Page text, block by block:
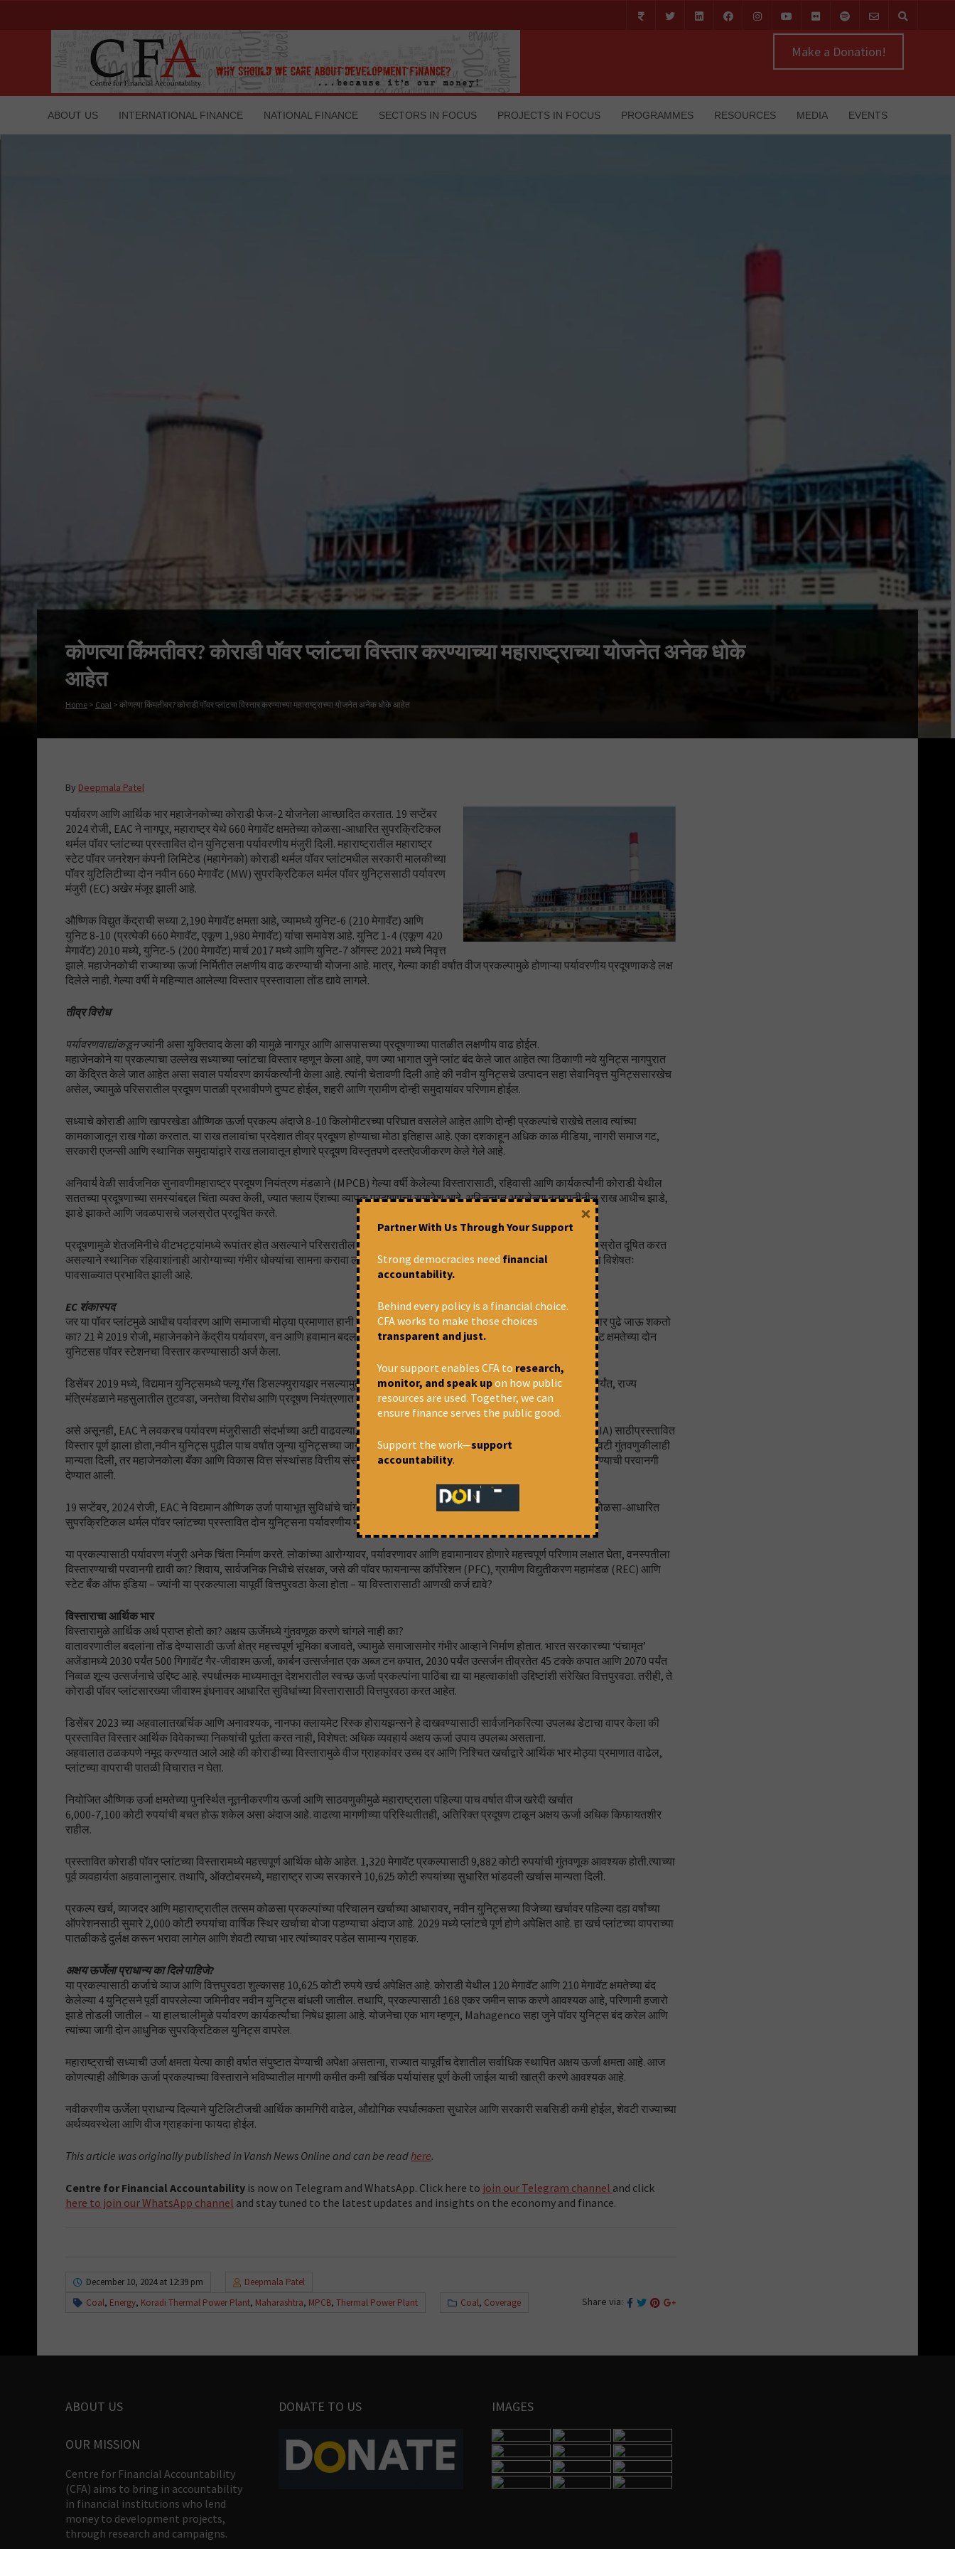
Make a Donation!
ABOUT US INTERNATIONAL FINANCE NATIONAL FINANCE SECTORS IN FOCUS PROJECTS IN FOCUS PROGRAMMES RESOURCES MEDIA EVENTS
कोणत्या किंमतीवर? कोराडी पॉवर प्लांटचा विस्तार करण्याच्या महाराष्ट्राच्या योजनेत अनेक धोके
आहेत
Home > Coal > कोणत्या किंमतीवर? कोराडी पॉवर प्लांटचा विस्तार करण्याच्या महाराष्ट्राच्या योजनेत अनेक धोके आहेत
By Deepmala Patel
पर्यावरण आणि आर्थिक भार महाजेनकोच्या कोराडी फेज-2 योजनेला आच्छादित करतात. 19 सप्टेंबर
2024 रोजी, EAC ने नागपूर, महाराष्ट्र येथे 660 मेगावॅट क्षमतेच्या कोळसा-आधारित सुपरक्रिटिकल
थर्मल पॉवर प्लांटच्या प्रस्तावित दोन युनिट्सना पर्यावरणीय मंजुरी दिली. महाराष्ट्रातील महाराष्ट्र
स्टेट पॉवर जनरेशन कंपनी लिमिटेड (महागेनको) कोराडी थर्मल पॉवर प्लांटमधील सरकारी मालकीच्या
पॉवर युटिलिटीच्या दोन नवीन 660 मेगावॅट (MW) सुपरक्रिटिकल थर्मल पॉवर युनिट्ससाठी पर्यावरण
मंजुरी (EC) अखेर मंजूर झाली आहे.
औष्णिक विद्युत केंद्राची सध्या 2,190 मेगावॅट क्षमता आहे, ज्यामध्ये युनिट-6 (210 मेगावॅट) आणि
युनिट 8-10 (प्रत्येकी 660 मेगावॅट, एकूण 1,980 मेगावॅट) यांचा समावेश आहे. युनिट 1-4 (एकूण 420
मेगावॅट) 2010 मध्ये, युनिट-5 (200 मेगावॅट) मार्च 2017 मध्ये आणि युनिट-7 ऑगस्ट 2021 मध्ये निवृत्त
झाले. महाजेनकोची राज्याच्या ऊर्जा निर्मितीत लक्षणीय वाढ करण्याची योजना आहे. मात्र, गेल्या काही वर्षांत वीज प्रकल्पामुळे होणाऱ्या पर्यावरणीय प्रदूषणाकडे लक्ष
दिलेले नाही. गेल्या वर्षी मे महिन्यात आलेल्या विस्तार प्रस्तावाला तोंड द्यावे लागले.
तीव्र विरोध
पर्यावरणवाद्यांकडूनज्यांनी असा युक्तिवाद केला की यामुळे नागपूर आणि आसपासच्या प्रदूषणाच्या पातळीत लक्षणीय वाढ होईल.
महाजेनकोने या प्रकल्पाचा उल्लेख सध्याच्या प्लांटचा विस्तार म्हणून केला आहे, पण ज्या भागात जुने प्लांट बंद केले जात आहेत त्या ठिकाणी नवे युनिट्स नागपुरात
का केंद्रित केले जात आहेत असा सवाल पर्यावरण कार्यकर्त्यांनी केला आहे. त्यांनी चेतावणी दिली आहे की नवीन युनिट्सचे उत्पादन सहा सेवानिवृत्त युनिट्ससारखेच
असेल, ज्यामुळे परिसरातील प्रदूषण पातळी प्रभावीपणे दुप्पट होईल, शहरी आणि ग्रामीण दोन्ही समुदायांवर परिणाम होईल.
सध्याचे कोराडी आणि खापरखेडा औष्णिक ऊर्जा प्रकल्प अंदाजे 8-10 किलोमीटरच्या परिघात वसलेले आहेत आणि दोन्ही प्रकल्पांचे राखेचे तलाव त्यांच्या
कामकाजातून राख गोळा करतात. या राख तलावांचा प्रदेशात तीव्र प्रदूषण होण्याचा मोठा इतिहास आहे. एका दशकाहून अधिक काळ मीडिया, नागरी समाज गट,
सरकारी एजन्सी आणि स्थानिक समुदायांद्वारे राख तलावातून होणारे प्रदूषण विस्तृतपणे दस्तऐवजीकरण केले गेले आहे.
अनिवार्य वेळी सार्वजनिक सुनावणीमहाराष्ट्र प्रदूषण नियंत्रण मंडळाने (MPCB) गेल्या वर्षी केलेल्या विस्तारासाठी, रहिवासी आणि कार्यकर्त्यांनी कोराडी येथील
सततच्या प्रदूषणाच्या समस्यांबद्दल चिंता व्यक्त केली, ज्यात फ्लाय ऍशच्या व्यापक प्रदूषणाचा समावेश आहे. अस्तित्वात असलेल्या वनस्पतीतील राख आधीच झाडे,
झाडे झाकते आणि जवळपासचे जलस्रोत प्रदूषित करते.
प्रदूषणामुळे शेतजमिनीचे वीटभट्ट्यांमध्ये रूपांतर होत असल्याने परिसरातील शेतकरी पिकांच्या नुकसानीशी झगडत आहेत. फ्लाय ॲश पाण्याचे स्रोत दूषित करत
असल्याने स्थानिक रहिवाशांनाही आरोग्याच्या गंभीर धोक्यांचा सामना करावा लागत आहे. नागपूरला पाणीपुरवठा करणारी कन्हान नदी अनेक वेळा विशेषतः
पावसाळ्यात प्रभावित झाली आहे.
EC शंकास्पद
जर या पॉवर प्लांटमुळे आधीच पर्यावरण आणि समाजाची मोठ्या प्रमाणात हानी होत असेल, तर हे प्रतिकूल परिणाम वाढवल्याशिवाय त्याचा विस्तार पुढे जाऊ शकतो
का? 21 मे 2019 रोजी, महाजेनकोने केंद्रीय पर्यावरण, वन आणि हवामान बदल मंत्रालयाकडे निवृत्त युनिट 1-5 च्या जागेवर प्रत्येकी 660 मेगावॅट क्षमतेच्या दोन
युनिटसह पॉवर स्टेशनचा विस्तार करण्यासाठी अर्ज केला.
डिसेंबर 2019 मध्ये, विद्यमान युनिट्समध्ये फ्ल्यू गॅस डिसल्फ्युरायझर नसल्यामुळे तज्ञ मूल्यांकन समितीने (ईएसी) मान्यता नाकारली. जून 2020 पर्यंत, राज्य
मंत्रिमंडळाने महसुलातील तुटवडा, जनतेचा विरोध आणि प्रदूषण नियंत्रणात महाजेनकोच्या अपयशामुळे विस्तार पुढे ढकलला.
असे असूनही, EAC ने लवकरच पर्यावरण मंजुरीसाठी संदर्भाच्या अटी वाढवल्या.मे 2023 मध्ये, असे नोंदवले गेले की पर्यावरण प्रभाव मूल्यांकन (EIA) साठीप्रस्तावित
विस्तार पूर्ण झाला होता,नवीन युनिट्स पुढील पाच वर्षांत जुन्या युनिट्सच्या जागी येतील अशी घोषणा करून. राज्याने 2,215 कोटी रुपयांच्या इक्विटी गुंतवणुकीलाही
मान्यता दिली, तर महाजेनकोला बँका आणि विकास वित्त संस्थांसह वित्तीय संस्थांकडून कर्ज म्हणून उर्वरित 80 टक्के (8,500 कोटी रुपये) उभारण्याची परवानगी
देण्यात आली.
19 सप्टेंबर, 2024 रोजी, EAC ने विद्यमान औष्णिक उर्जा पायाभूत सुविधांचे चांगले दस्तऐवजीकरण केलेले तोटे असूनही, 660 मेगावॅट क्षमतेच्या कोळसा-आधारित
सुपरक्रिटिकल थर्मल पॉवर प्लांटच्या प्रस्तावित दोन युनिट्सना पर्यावरणीय मंजुरी दिली.
या प्रकल्पासाठी पर्यावरण मंजुरी अनेक चिंता निर्माण करते. लोकांच्या आरोग्यावर, पर्यावरणावर आणि हवामानावर होणारे महत्त्वपूर्ण परिणाम लक्षात घेता, वनस्पतीला
विस्तारण्याची परवानगी द्यावी का? शिवाय, सार्वजनिक निधीचे संरक्षक, जसे की पॉवर फायनान्स कॉर्पोरेशन (PFC), ग्रामीण विद्युतीकरण महामंडळ (REC) आणि
स्टेट बँक ऑफ इंडिया – ज्यांनी या प्रकल्पाला यापूर्वी वित्तपुरवठा केला होता – या विस्तारासाठी आणखी कर्ज द्यावे?
विस्ताराचा आर्थिक भार
विस्तारामुळे आर्थिक अर्थ प्राप्त होतो का? अक्षय ऊर्जेमध्ये गुंतवणूक करणे चांगले नाही का?
वातावरणातील बदलांना तोंड देण्यासाठी ऊर्जा क्षेत्र महत्त्वपूर्ण भूमिका बजावते, ज्यामुळे समाजासमोर गंभीर आव्हाने निर्माण होतात. भारत सरकारच्या ‘पंचामृत’
अजेंडामध्ये 2030 पर्यंत 500 गिगावॅट गैर-जीवाश्म ऊर्जा, कार्बन उत्सर्जनात एक अब्ज टन कपात, 2030 पर्यंत उत्सर्जन तीव्रतेत 45 टक्के कपात आणि 2070 पर्यंत
निव्वळ शून्य उत्सर्जनाचे उद्दिष्ट आहे. स्पर्धात्मक माध्यमातून देशभरातील स्वच्छ ऊर्जा प्रकल्पांना पाठिंबा द्या या महत्वाकांक्षी उद्दिष्टांशी संरेखित वित्तपुरवठा. तरीही, ते
कोराडी पॉवर प्लांटसारख्या जीवाश्म इंधनावर आधारित सुविधांच्या विस्तारासाठी वित्तपुरवठा करत आहेत.
डिसेंबर 2023 च्या अहवालातखर्चिक आणि अनावश्यक, नानफा क्लायमेट रिस्क होरायझन्सने हे दाखवण्यासाठी सार्वजनिकरित्या उपलब्ध डेटाचा वापर केला की
प्रस्तावित विस्तार आर्थिक विवेकाच्या निकषांची पूर्तता करत नाही, विशेषत: अधिक व्यवहार्य अक्षय ऊर्जा उपाय उपलब्ध असताना.
अहवालात ठळकपणे नमूद करण्यात आले आहे की कोराडीच्या विस्तारामुळे वीज ग्राहकांवर उच्च दर आणि निश्चित खर्चाद्वारे आर्थिक भार मोठ्या प्रमाणात वाढेल,
प्लांटच्या वापराची पातळी विचारात न घेता.
नियोजित औष्णिक उर्जा क्षमतेच्या पुनर्स्थित नूतनीकरणीय ऊर्जा आणि साठवणुकीमुळे महाराष्ट्राला पहिल्या पाच वर्षात वीज खरेदी खर्चात
6,000-7,100 कोटी रुपयांची बचत होऊ शकेल असा अंदाज आहे. वाढत्या मागणीच्या परिस्थितीतही, अतिरिक्त प्रदूषण टाळून अक्षय ऊर्जा अधिक किफायतशीर
राहील.
प्रस्तावित कोराडी पॉवर प्लांटच्या विस्तारामध्ये महत्त्वपूर्ण आर्थिक धोके आहेत. 1,320 मेगावॅट प्रकल्पासाठी 9,882 कोटी रुपयांची गुंतवणूक आवश्यक होती.त्याच्या
पूर्व व्यवहार्यता अहवालानुसार. तथापि, ऑक्टोबरमध्ये, महाराष्ट्र राज्य सरकारने 10,625 कोटी रुपयांच्या सुधारित भांडवली खर्चास मान्यता दिली.
प्रकल्प खर्च, व्याजदर आणि महाराष्ट्रातील तत्सम कोळसा प्रकल्पांच्या परिचालन खर्चाच्या आधारावर, नवीन युनिट्सच्या विजेच्या खर्चावर पहिल्या दहा वर्षांच्या
ऑपरेशनसाठी सुमारे 2,000 कोटी रुपयांचा वार्षिक स्थिर खर्चाचा बोजा पडण्याचा अंदाज आहे. 2029 मध्ये प्लांटचे पूर्ण होणे अपेक्षित आहे. हा खर्च प्लांटच्या वापराच्या
पातळीकडे दुर्लक्ष करून भरावा लागेल आणि शेवटी त्याचा भार त्यांच्यावर पडेल सामान्य ग्राहक.
अक्षय ऊर्जेला प्राधान्य का दिले पाहिजे?
या प्रकल्पासाठी कर्जाचे व्याज आणि वित्तपुरवठा शुल्कासह 10,625 कोटी रुपये खर्च अपेक्षित आहे. कोराडी येथील 120 मेगावॅट आणि 210 मेगावॅट क्षमतेच्या बंद
केलेल्या 4 युनिट्सने पूर्वी वापरलेल्या जमिनीवर नवीन युनिट्स बांधली जातील. तथापि, प्रकल्पासाठी 168 एकर जमीन साफ ​​करणे आवश्यक आहे, परिणामी हजारो
झाडे तोडली जातील – या हालचालीमुळे पर्यावरण कार्यकर्त्यांचा निषेध झाला आहे. योजनेचा एक भाग म्हणून, Mahagenco सहा जुने पॉवर युनिट्स बंद करेल आणि
त्यांच्या जागी दोन आधुनिक सुपरक्रिटिकल युनिट्स वापरेल.
महाराष्ट्राची सध्याची उर्जा क्षमता येत्या काही वर्षात संपुष्टात येण्याची अपेक्षा असताना, राज्यात यापूर्वीच देशातील सर्वाधिक स्थापित अक्षय ऊर्जा क्षमता आहे. आज
कोणत्याही औष्णिक ऊर्जा प्रकल्पाच्या विस्ताराने भविष्यातील मागणी कमीत कमी खर्चिक पर्यायांसह पूर्ण केली जाईल याची खात्री करणे आवश्यक आहे.
नवीकरणीय ऊर्जेला प्राधान्य दिल्याने युटिलिटीजची आर्थिक कामगिरी वाढेल, औद्योगिक स्पर्धात्मकता सुधारेल आणि सरकारी सबसिडी कमी होईल, शेवटी राज्याच्या
अर्थव्यवस्थेला आणि वीज ग्राहकांना फायदा होईल.
This article was originally published in Vansh News Online and can be readhere.
Centre for Financial Accountability is now on Telegram and WhatsApp. Click here to join our Telegram channel and click
here to join our WhatsApp channel and stay tuned to the latest updates and insights on the economy and finance.
December 10, 2024 at 12:39 pm
Deepmala Patel
Coal, Energy, Koradi Thermal Power Plant, Maharashtra, MPCB, Thermal Power Plant Coal, Coverage Share via:
ABOUT US
OUR MISSION
Centre for Financial Accountability
(CFA) aims to bring in accountability
in financial institutions who lend
money to development projects,
through research and campaigns.
DONATE TO US IMAGES
Partner With Us Through Your Support
Strong democracies need financial
accountability.
Behind every policy is a financial choice.
CFA works to make those choices
transparent and just.
Your support enables CFA to research,
monitor, and speak upon how public
resources are used. Together, we can
ensure finance serves the public good.
Support the work—support
accountability.
×